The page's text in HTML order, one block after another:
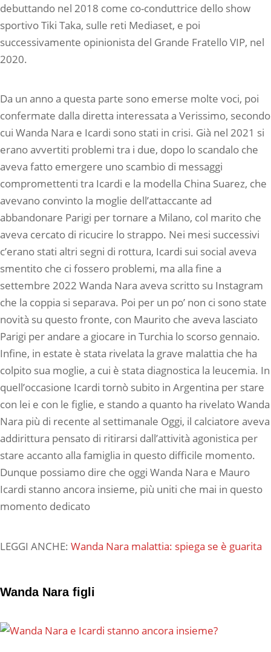
debuttando nel 2018 come co-conduttrice dello show
sportivo Tiki Taka, sulle reti Mediaset, e poi
successivamente opinionista del Grande Fratello VIP, nel
2020.
Da un anno a questa parte sono emerse molte voci, poi
confermate dalla diretta interessata a Verissimo, secondo
cui Wanda Nara e Icardi sono stati in crisi. Già nel 2021 si
erano avvertiti problemi tra i due, dopo lo scandalo che
aveva fatto emergere uno scambio di messaggi
compromettenti tra Icardi e la modella China Suarez, che
avevano convinto la moglie dell’attaccante ad
abbandonare Parigi per tornare a Milano, col marito che
aveva cercato di ricucire lo strappo. Nei mesi successivi
c’erano stati altri segni di rottura, Icardi sui social aveva
smentito che ci fossero problemi, ma alla fine a
settembre 2022 Wanda Nara aveva scritto su Instagram
che la coppia si separava. Poi per un po’ non ci sono state
novità su questo fronte, con Maurito che aveva lasciato
Parigi per andare a giocare in Turchia lo scorso gennaio.
Infine, in estate è stata rivelata la grave malattia che ha
colpito sua moglie, a cui è stata diagnostica la leucemia. In
quell’occasione Icardi tornò subito in Argentina per stare
con lei e con le figlie, e stando a quanto ha rivelato Wanda
Nara più di recente al settimanale Oggi, il calciatore aveva
addirittura pensato di ritirarsi dall’attività agonistica per
stare accanto alla famiglia in questo difficile momento.
Dunque possiamo dire che oggi Wanda Nara e Mauro
Icardi stanno ancora insieme, più uniti che mai in questo
momento dedicato
LEGGI ANCHE: Wanda Nara malattia: spiega se è guarita
Wanda Nara figli